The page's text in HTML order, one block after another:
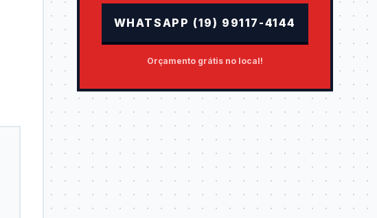
WHATSAPP (19) 99117-4144
Orçamento grátis no local!